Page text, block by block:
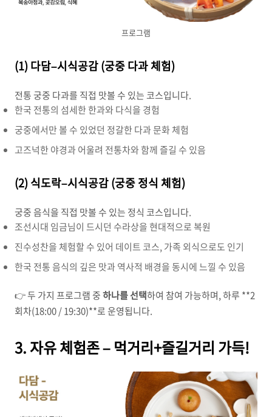
프로그램
(1) 다담–시식공감 (궁중 다과 체험)
전통 궁중 다과를 직접 맛볼 수 있는 코스입니다.
한국 전통의 섬세한 한과와 다식을 경험
궁중에서만 볼 수 있었던 정갈한 다과 문화 체험
고즈넉한 야경과 어울려 전통차와 함께 즐길 수 있음
(2) 식도락–시식공감 (궁중 정식 체험)
궁중 음식을 직접 맛볼 수 있는 정식 코스입니다.
조선시대 임금님이 드시던 수라상을 현대적으로 복원
진수성찬을 체험할 수 있어 데이트 코스, 가족 외식으로도 인기
한국 전통 음식의 깊은 맛과 역사적 배경을 동시에 느낄 수 있음
👉 두 가지 프로그램 중하나를 선택하여 참여 가능하며, 하루 **2
회차(18:00 / 19:30)**로 운영됩니다.
3. 자유 체험존 – 먹거리+즐길거리 가득!